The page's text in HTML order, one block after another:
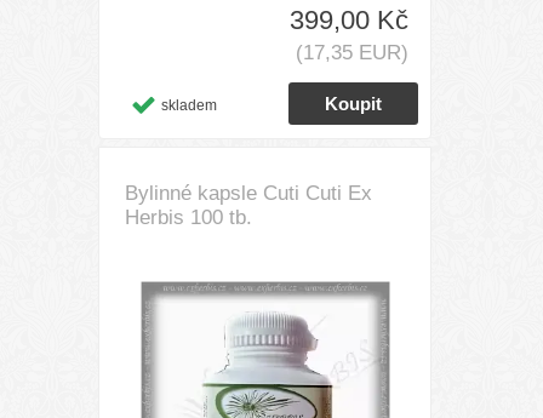
399,00 Kč
(17,35 EUR)
skladem
Bylinné kapsle Cuti Cuti Ex
Herbis 100 tb.